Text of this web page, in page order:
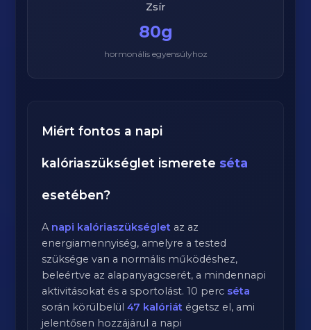
Zsír
80g
hormonális egyensúlyhoz
Miért fontos a napi
kalóriaszükséglet ismerete séta
esetében?
A napi kalóriaszükséglet az az
energiamennyiség, amelyre a tested
szüksége van a normális működéshez,
beleértve az alapanyagcserét, a mindennapi
aktivitásokat és a sportolást.10 perc séta
során körülbelül47 kalóriát égetsz el, ami
jelentősen hozzájárul a napi